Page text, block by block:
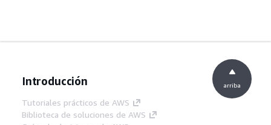
Introducción
Tutoriales prácticos de AWS
Biblioteca de soluciones de AWS
arriba